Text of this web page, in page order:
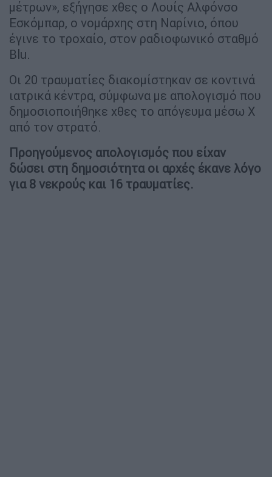
μέτρων», εξήγησε χθες ο Λουίς Αλφόνσο
Εσκόμπαρ, ο νομάρχης στη Ναρίνιο, όπου
έγινε το τροχαίο, στον ραδιοφωνικό σταθμό
Blu.
Οι 20 τραυματίες διακομίστηκαν σε κοντινά
ιατρικά κέντρα, σύμφωνα με απολογισμό που
δημοσιοποιήθηκε χθες το απόγευμα μέσω X
από τον στρατό.
Προηγούμενος απολογισμός που είχαν
δώσει στη δημοσιότητα οι αρχές έκανε λόγο
για 8 νεκρούς και 16 τραυματίες.